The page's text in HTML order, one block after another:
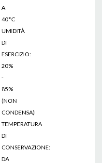
A
40°C
UMIDITÀ
DI
ESERCIZIO:
20%
-
85%
(NON
CONDENSA)
TEMPERATURA
DI
CONSERVAZIONE:
DA